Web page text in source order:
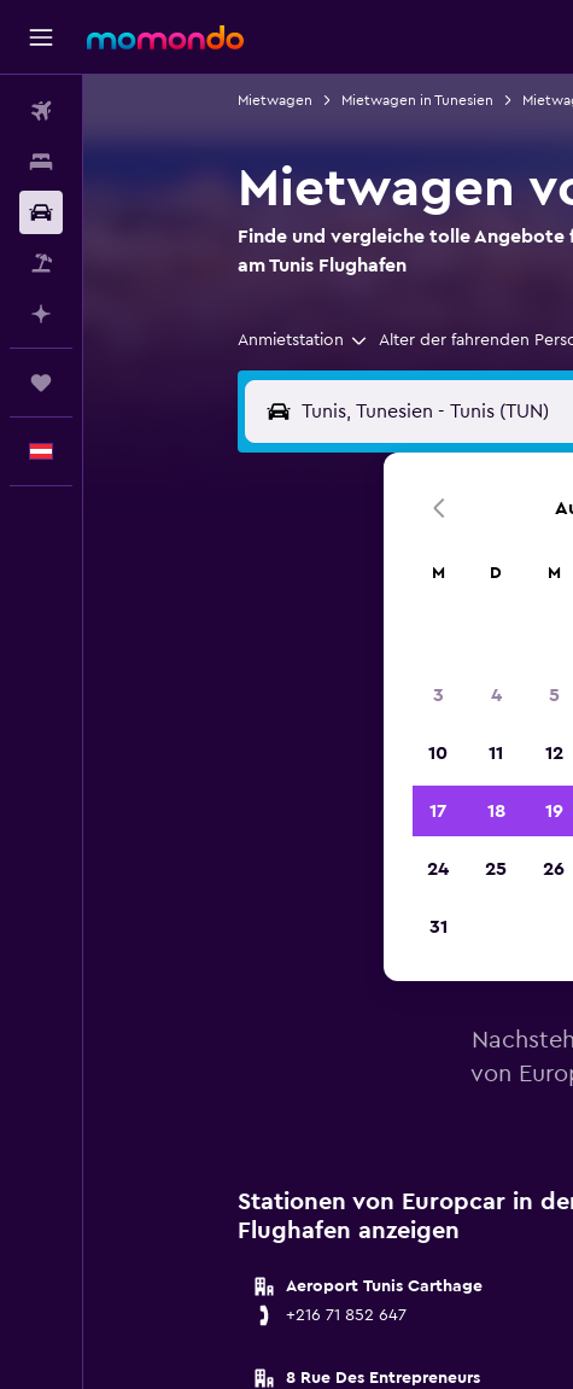
Mietwagen Mietwagen in Tunesien
Mietwagen
Finde und vergleiche tolle Angebote
am Tunis Flughafen
Anmietstation Alter der fahrenden
von
Stationen von Europcar in
Flughafen anzeigen
Aeroport Tunis Carthage
+216 71 852 647
8 Rue Des Entrepreneurs
M D M
3 4 5
10 11 12
17 18 19
24 25 26
31